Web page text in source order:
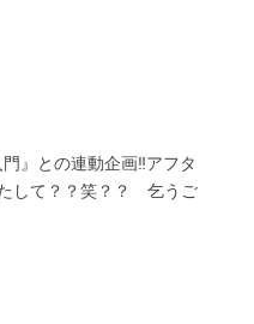
』との連動企画‼️アフタ
して？？笑？？ 乞うご